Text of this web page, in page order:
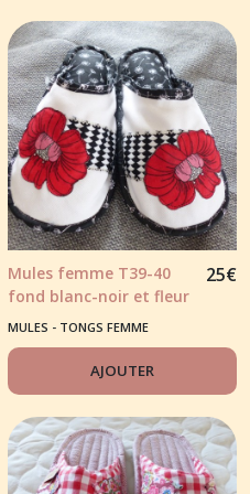
Mules femme T39-40
fond blanc-noir et fleur
rouge appliqué dessus
de pied
25€
MULES - TONGS FEMME
AJOUTER